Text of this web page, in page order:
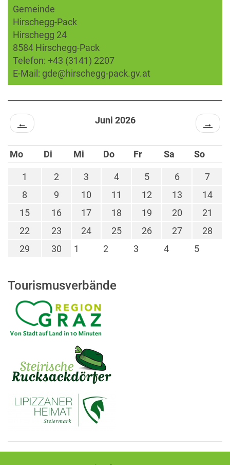
Gemeinde
Hirschegg-Pack
Hirschegg 24
8584 Hirschegg-Pack
Telefon: +43 (3141) 2207
E-Mail: gde@hirschegg-pack.gv.at
← Juni 2026 →
Mo Di Mi Do Fr Sa So
1 2 3 4 5 6
7
8
9 10 11 12 13
14
15
16 17 18 19 20
21
22
23 24 25 26 27
28
29
30 1 2 3 4 5
Tourismusverbände